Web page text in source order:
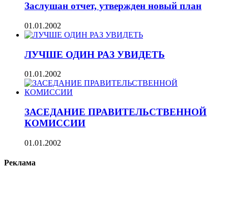
Заслушан отчет, утвержден новый план
01.01.2002
ЛУЧШЕ ОДИН РАЗ УВИДЕТЬ
01.01.2002
ЗАСЕДАНИЕ ПРАВИТЕЛЬСТВЕННОЙ
КОМИССИИ
01.01.2002
Реклама